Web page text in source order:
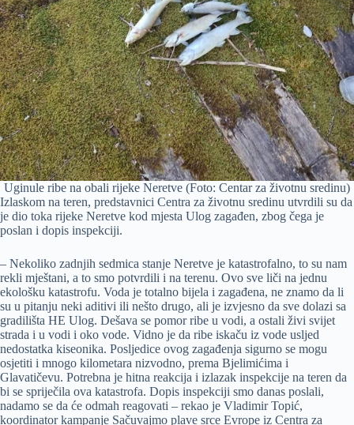
Uginule ribe na obali rijeke Neretve (Foto: Centar za životnu sredinu)
Izlaskom na teren, predstavnici Centra za životnu sredinu utvrdili su da
je dio toka rijeke Neretve kod mjesta Ulog zagađen, zbog čega je
poslan i dopis inspekciji.
– Nekoliko zadnjih sedmica stanje Neretve je katastrofalno, to su nam
rekli mještani, a to smo potvrdili i na terenu. Ovo sve liči na jednu
ekološku katastrofu. Voda je totalno bijela i zagađena, ne znamo da li
su u pitanju neki aditivi ili nešto drugo, ali je izvjesno da sve dolazi sa
gradilišta HE Ulog. Dešava se pomor ribe u vodi, a ostali živi svijet
strada i u vodi i oko vode. Vidno je da ribe iskaču iz vode usljed
nedostatka kiseonika. Posljedice ovog zagađenja sigurno se mogu
osjetiti i mnogo kilometara nizvodno, prema Bjelimićima i
Glavatičevu. Potrebna je hitna reakcija i izlazak inspekcije na teren da
bi se spriječila ova katastrofa. Dopis inspekciji smo danas poslali,
nadamo se da će odmah reagovati – rekao je Vladimir Topić,
koordinator kampanje Sačuvajmo plave srce Evrope iz Centra za